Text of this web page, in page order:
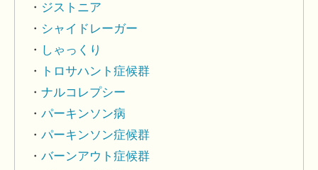
ジストニア
シャイドレーガー
しゃっくり
トロサハント症候群
ナルコレプシー
パーキンソン病
パーキンソン症候群
バーンアウト症候群